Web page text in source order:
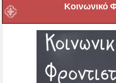
Κοινωνικό